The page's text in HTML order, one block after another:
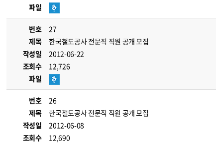
파일
번호
27
제목
한국철도공사 전문직 직원 공개 모집
작성일
2012-06-22
조회수
12,726
파일
번호
26
제목
한국철도공사 전문직 직원 공개 모집
작성일
2012-06-08
조회수
12,690